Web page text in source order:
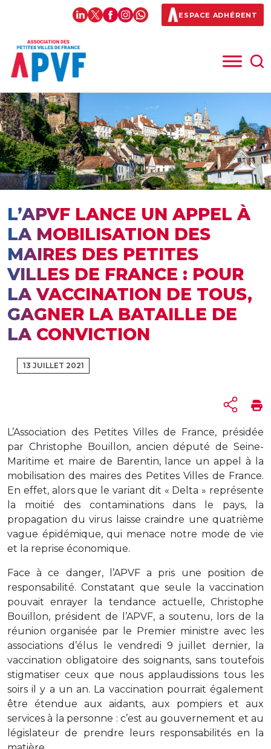
ESPACE ADHÉRENT
L’APVF LANCE UN APPEL À
LA MOBILISATION DES
MAIRES DES PETITES
VILLES DE FRANCE : POUR
LA VACCINATION DE TOUS,
GAGNER LA BATAILLE DE
LA CONVICTION
13 JUILLET 2021
L’Association des Petites Villes de France, présidée
par Christophe Bouillon, ancien député de Seine-
Maritime et maire de Barentin, lance un appel à la
mobilisation des maires des Petites Villes de France.
En effet, alors que le variant dit « Delta » représente
la moitié des contaminations dans le pays, la
propagation du virus laisse craindre une quatrième
vague épidémique, qui menace notre mode de vie
et la reprise économique.
Face à ce danger, l’APVF a pris une position de
responsabilité. Constatant que seule la vaccination
pouvait enrayer la tendance actuelle, Christophe
Bouillon, président de l’APVF, a soutenu, lors de la
réunion organisée par le Premier ministre avec les
associations d’élus le vendredi 9 juillet dernier, la
vaccination obligatoire des soignants, sans toutefois
stigmatiser ceux que nous applaudissions tous les
soirs il y a un an. La vaccination pourrait également
être étendue aux aidants, aux pompiers et aux
services à la personne : c’est au gouvernement et au
législateur de prendre leurs responsabilités en la